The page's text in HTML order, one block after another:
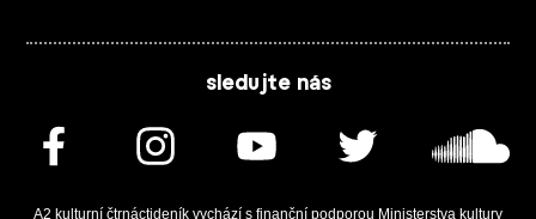
sledujte nás
A2 kulturní čtrnáctideník vychází s finanční podporou Ministerstva kultury